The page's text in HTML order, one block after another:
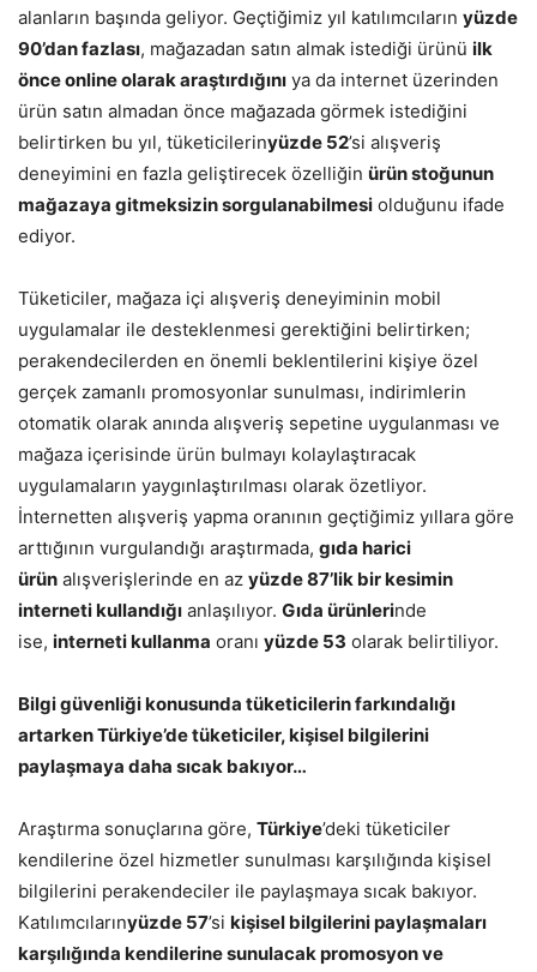
alanların başında geliyor. Geçtiğimiz yıl katılımcıların yüzde
90’dan fazlası, mağazadan satın almak istediği ürünü ilk
önce online olarak araştırdığını ya da internet üzerinden
ürün satın almadan önce mağazada görmek istediğini
belirtirken bu yıl, tüketicilerinyüzde 52’si alışveriş
deneyimini en fazla geliştirecek özelliğin ürün stoğunun
mağazaya gitmeksizin sorgulanabilmesi olduğunu ifade
ediyor.
Tüketiciler, mağaza içi alışveriş deneyiminin mobil
uygulamalar ile desteklenmesi gerektiğini belirtirken;
perakendecilerden en önemli beklentilerini kişiye özel
gerçek zamanlı promosyonlar sunulması, indirimlerin
otomatik olarak anında alışveriş sepetine uygulanması ve
mağaza içerisinde ürün bulmayı kolaylaştıracak
uygulamaların yaygınlaştırılması olarak özetliyor.
İnternetten alışveriş yapma oranının geçtiğimiz yıllara göre
arttığının vurgulandığı araştırmada, gıda harici
ürün alışverişlerinde en az yüzde 87’lik bir kesimin
interneti kullandığı anlaşılıyor. Gıda ürünlerinde
ise, interneti kullanma oranı yüzde 53 olarak belirtiliyor.
Bilgi güvenliği konusunda tüketicilerin farkındalığı
artarken Türkiye’de tüketiciler, kişisel bilgilerini
paylaşmaya daha sıcak bakıyor…
Araştırma sonuçlarına göre, Türkiye’deki tüketiciler
kendilerine özel hizmetler sunulması karşılığında kişisel
bilgilerini perakendeciler ile paylaşmaya sıcak bakıyor.
Katılımcılarınyüzde 57’si kişisel bilgilerini paylaşmaları
karşılığında kendilerine sunulacak promosyon ve